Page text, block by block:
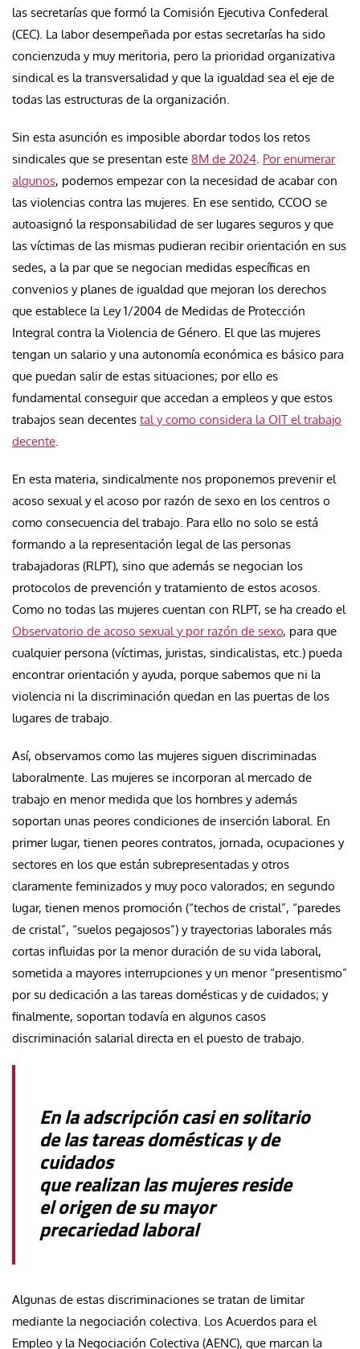
las secretarías que formó la Comisión Ejecutiva Confederal
(CEC). La labor desempeñada por estas secretarías ha sido
concienzuda y muy meritoria, pero la prioridad organizativa
sindical es la transversalidad y que la igualdad sea el eje de
todas las estructuras de la organización.
Sin esta asunción es imposible abordar todos los retos
sindicales que se presentan este 8M de 2024. Por enumerar
algunos, podemos empezar con la necesidad de acabar con
las violencias contra las mujeres. En ese sentido, CCOO se
autoasignó la responsabilidad de ser lugares seguros y que
las víctimas de las mismas pudieran recibir orientación en sus
sedes, a la par que se negocian medidas específicas en
convenios y planes de igualdad que mejoran los derechos
que establece la Ley 1/2004 de Medidas de Protección
Integral contra la Violencia de Género. El que las mujeres
tengan un salario y una autonomía económica es básico para
que puedan salir de estas situaciones; por ello es
fundamental conseguir que accedan a empleos y que estos
trabajos sean decentes tal y como considera la OIT el trabajo
decente.
En esta materia, sindicalmente nos proponemos prevenir el
acoso sexual y el acoso por razón de sexo en los centros o
como consecuencia del trabajo. Para ello no solo se está
formando a la representación legal de las personas
trabajadoras (RLPT), sino que además se negocian los
protocolos de prevención y tratamiento de estos acosos.
Como no todas las mujeres cuentan con RLPT, se ha creado el
Observatorio de acoso sexual y por razón de sexo, para que
cualquier persona (víctimas, juristas, sindicalistas, etc.) pueda
encontrar orientación y ayuda, porque sabemos que ni la
violencia ni la discriminación quedan en las puertas de los
lugares de trabajo.
Así, observamos como las mujeres siguen discriminadas
laboralmente. Las mujeres se incorporan al mercado de
trabajo en menor medida que los hombres y además
soportan unas peores condiciones de inserción laboral. En
primer lugar, tienen peores contratos, jornada, ocupaciones y
sectores en los que están subrepresentadas y otros
claramente feminizados y muy poco valorados; en segundo
lugar, tienen menos promoción (“techos de cristal”, “paredes
de cristal”, “suelos pegajosos”) y trayectorias laborales más
cortas influidas por la menor duración de su vida laboral,
sometida a mayores interrupciones y un menor “presentismo”
por su dedicación a las tareas domésticas y de cuidados; y
finalmente, soportan todavía en algunos casos
discriminación salarial directa en el puesto de trabajo.
En la adscripción casi en solitario
de las tareas domésticas y de
cuidados
que realizan las mujeres reside
el origen de su mayor
precariedad laboral
Algunas de estas discriminaciones se tratan de limitar
mediante la negociación colectiva. Los Acuerdos para el
Empleo y la Negociación Colectiva (AENC), que marcan la